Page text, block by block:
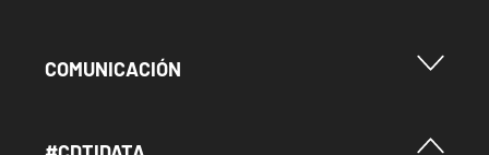
Menu Footer Comunicación
COMUNICACIÓN
Menú Footer #Cdtidata